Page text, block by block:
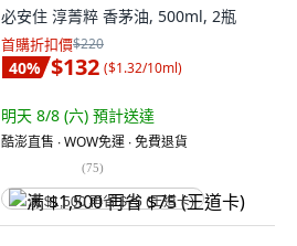
必安住 淳菁粹 香茅油, 500ml, 2瓶
首購折扣價$220
40% $132 ($1.32/10ml)
明天 8/8 (六) 預計送達
酷澎直售 ∙ WOW免運 ∙ 免費退貨
(75)
满 $1,500 再省 $75 (王道卡)